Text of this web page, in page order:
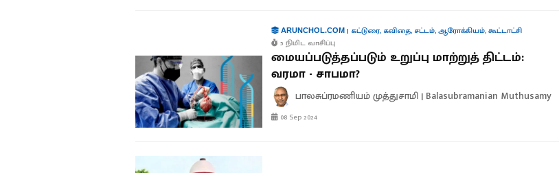
ARUNCHOL.COM| கட்டுரை, கவிதை, சட்டம்,ஆரோக்கியம்,கூட்டாட்சி
5 நிமிட வாசிப்பு
மையப்படுத்தப்படும் உறுப்பு மாற்றுத் திட்டம்:
வரமா - சாபமா?
பாலசுப்ரமணியம் முத்துசாமி | Balasubramanian Muthusamy
08 Sep 2024